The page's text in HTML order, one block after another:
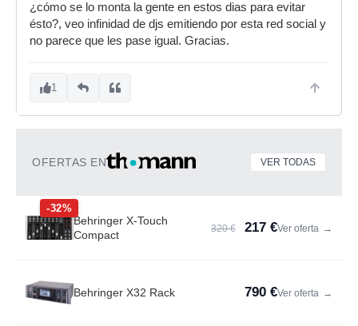
¿cómo se lo monta la gente en estos dias para evitar
ésto?, veo infinidad de djs emitiendo por esta red social y
no parece que les pase igual. Gracias.
1
OFERTAS EN VER TODAS
-32%
Behringer X-Touch
Compact
320 € 217 €Ver oferta →
Behringer X32 Rack 790 €Ver oferta →